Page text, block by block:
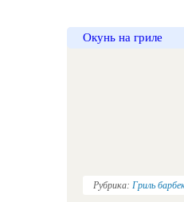
Окунь на гриле
Рубрика: Гриль